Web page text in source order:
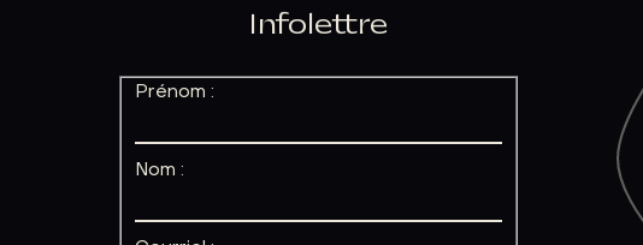
Infolettre
Prénom :
Nom :